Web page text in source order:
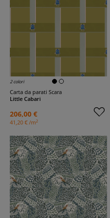
2 colori
Carta da parati Scara
Little Cabari
206,00 €
41,20 € /m2